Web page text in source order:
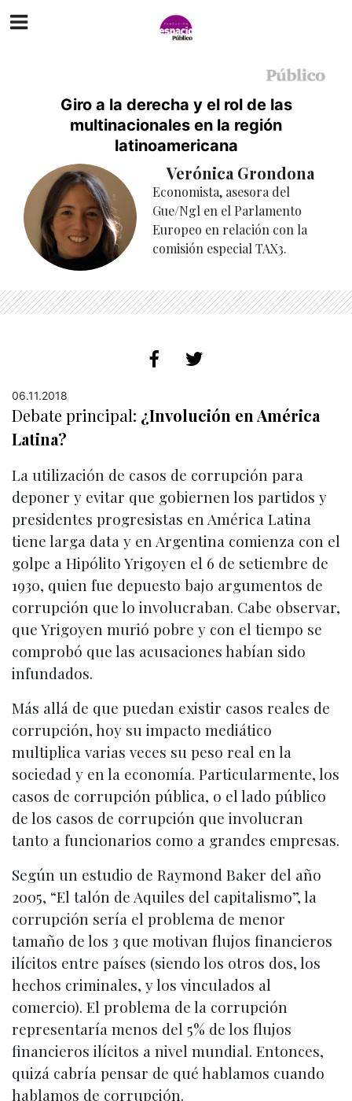
Giro a la derecha y el rol de las
multinacionales en la región
latinoamericana
Verónica Grondona
Economista, asesora del
Gue/Ngl en el Parlamento
Europeo en relación con la
comisión especial TAX3.
06.11.2018
Debate principal: ¿Involución en América
Latina?
La utilización de casos de corrupción para
deponer y evitar que gobiernen los partidos y
presidentes progresistas en América Latina
tiene larga data y en Argentina comienza con el
golpe a Hipólito Yrigoyen el 6 de setiembre de
1930, quien fue depuesto bajo argumentos de
corrupción que lo involucraban. Cabe observar,
que Yrigoyen murió pobre y con el tiempo se
comprobó que las acusaciones habían sido
infundados.
Más allá de que puedan existir casos reales de
corrupción, hoy su impacto mediático
multiplica varias veces su peso real en la
sociedad y en la economía. Particularmente, los
casos de corrupción pública, o el lado público
de los casos de corrupción que involucran
tanto a funcionarios como a grandes empresas.
Según un estudio de Raymond Baker del año
2005, “El talón de Aquiles del capitalismo”, la
corrupción sería el problema de menor
tamaño de los 3 que motivan flujos financieros
ilícitos entre países (siendo los otros dos, los
hechos criminales, y los vinculados al
comercio). El problema de la corrupción
representaría menos del 5% de los flujos
financieros ilícitos a nivel mundial. Entonces,
quizá cabría pensar de qué hablamos cuando
hablamos de corrupción.